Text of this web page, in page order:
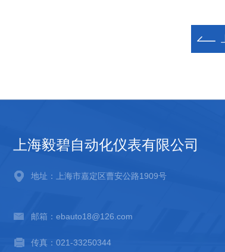
上海毅碧自动化仪表有限公司
地址：上海市嘉定区曹安公路1909号
邮箱：ebauto18@126.com
传真：021-33250344